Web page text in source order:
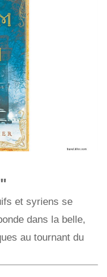
et syriens se
dans la belle,
au tournant du